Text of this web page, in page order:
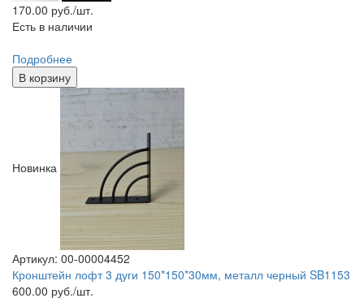
170.00 руб./шт.
Есть в наличии
Подробнее
В корзину
Новинка
Артикул: 00-00004452
Кронштейн лофт 3 дуги 150*150*30мм, металл черный SB1153
600.00 руб./шт.